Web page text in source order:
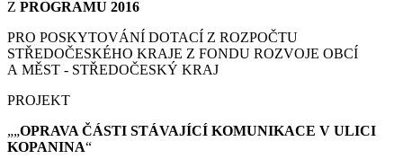
Z PROGRAMU 2016
PRO POSKYTOVÁNÍ DOTACÍ Z ROZPOČTU
STŘEDOČESKÉHO KRAJE Z FONDU ROZVOJE OBCÍ
A MĚST - STŘEDOČESKÝ KRAJ
PROJEKT
„„OPRAVA ČÁSTI STÁVAJÍCÍ KOMUNIKACE V ULICI
KOPANINA“